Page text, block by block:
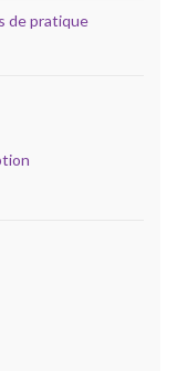
de pratique